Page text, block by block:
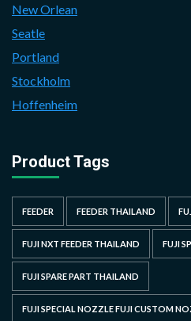
New Orlean
Seatle
Portland
Stockholm
Hoffenheim
Product Tags
FEEDER FEEDER THAILAND
FUJI NXT FEEDER THAILAND FUJI
FUJI SPARE PART THAILAND
FUJI SPECIAL NOZZLE FUJI CUSTOM